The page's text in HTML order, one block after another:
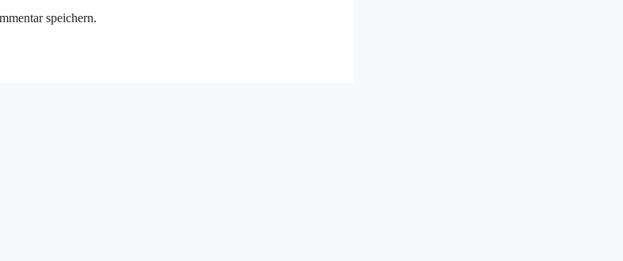
speichern.